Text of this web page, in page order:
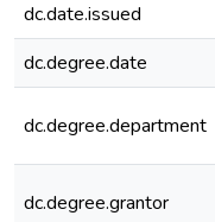
dc.date.issued
dc.degree.date
dc.degree.department
dc.degree.grantor